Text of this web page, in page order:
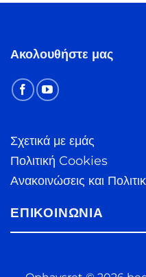
Ακολουθήστε μας
Σχετικά με εμάς
Πολιτική Cookies
Ανακοινώσεις και
ΕΠΙΚΟΙΝΩΝΊΑ